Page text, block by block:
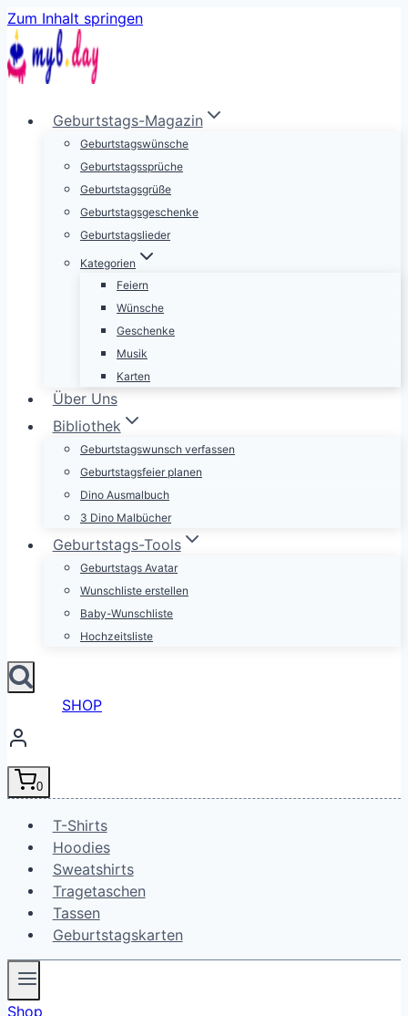
Zum Inhalt springen
Geburtstags-Magazin
Geburtstagswünsche
Geburtstagssprüche
Geburtstagsgrüße
Geburtstagsgeschenke
Geburtstagslieder
Kategorien
Feiern
Wünsche
Geschenke
Musik
Karten
Über Uns
Bibliothek
Geburtstagswunsch verfassen
Geburtstagsfeier planen
Dino Ausmalbuch
3 Dino Malbücher
Geburtstags-Tools
Geburtstags Avatar
Wunschliste erstellen
Baby-Wunschliste
Hochzeitsliste
SHOP
0
T-Shirts
Hoodies
Sweatshirts
Tragetaschen
Tassen
Geburtstagskarten
Shop